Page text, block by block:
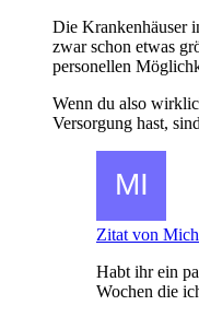
Die Krankenhäuser
zwar schon etwas
personellen
Wenn du also
Versorgung hast,
Zitat von
Habt ihr ein
Wochen die